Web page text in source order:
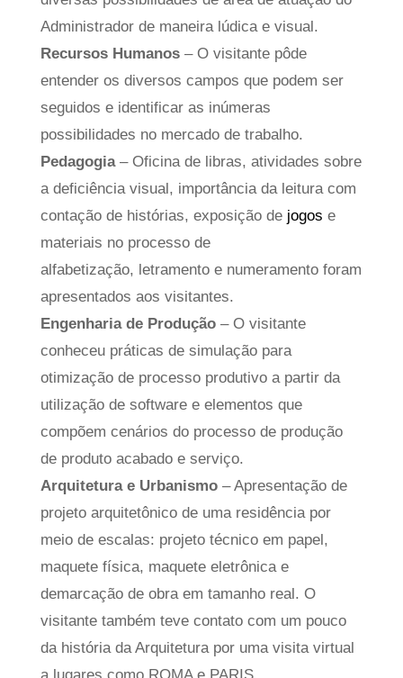
Administrador de maneira lúdica e visual.
Recursos Humanos– O visitante pôde
entender os diversos campos que podem ser
seguidos e identificar as inúmeras
possibilidades no mercado de trabalho.
Pedagogia– Oficina de libras, atividades sobre
a deficiência visual, importância da leitura com
contação de histórias, exposição de jogos e
materiais no processo de
alfabetização, letramento e numeramento foram
apresentados aos visitantes.
Engenharia de Produção– O visitante
conheceu práticas de simulação para
otimização de processo produtivo a partir da
utilização de software e elementos que
compõem cenários do processo de produção
de produto acabado e serviço.
Arquitetura e Urbanismo– Apresentação de
projeto arquitetônico de uma residência por
meio de escalas: projeto técnico em papel,
maquete física, maquete eletrônica e
demarcação de obra em tamanho real. O
visitante também teve contato com um pouco
da história da Arquitetura por uma visita virtual